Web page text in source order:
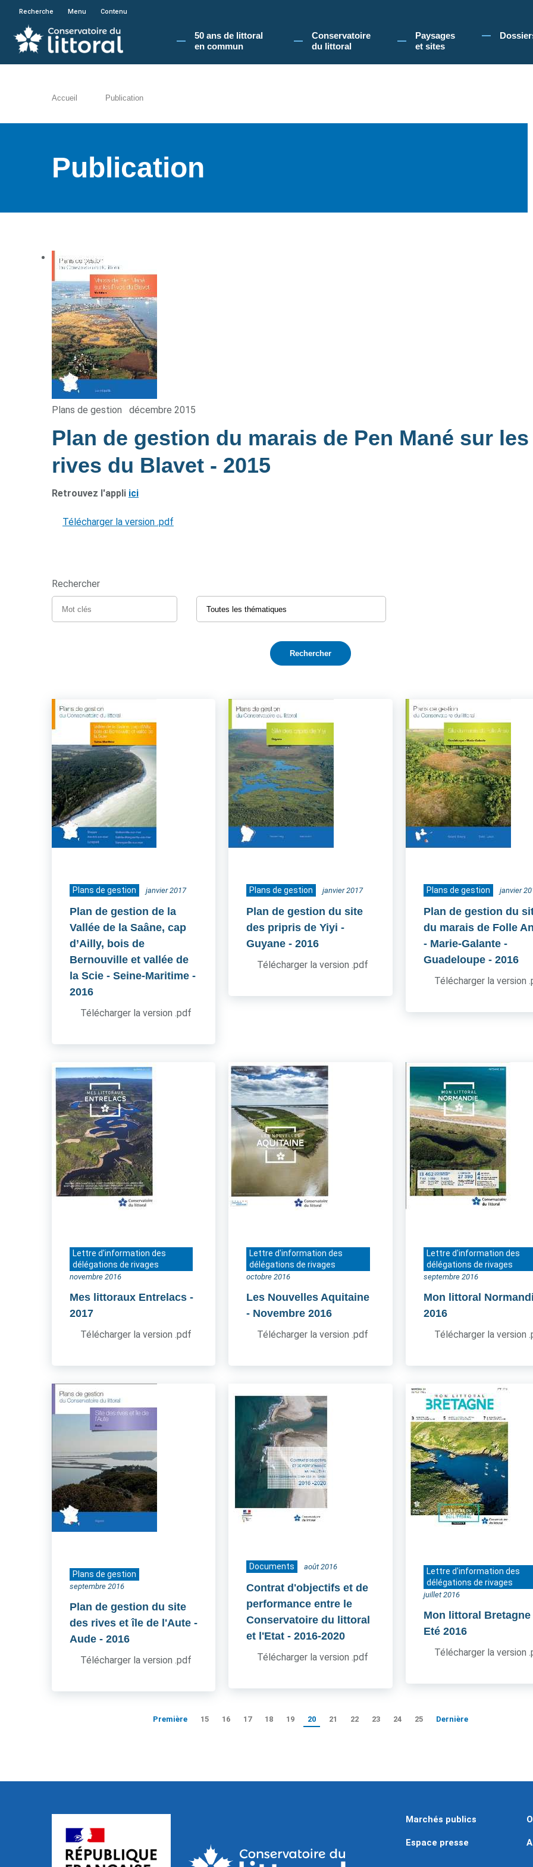
En poursuivant votre navigation sur le site du Conservatoire du littoral, vous acceptez l'utilisation de cookies pour vous
Recherche Menu Contenu
50 ans de littoral
en commun​
Conservatoire
du littoral
Paysages
et sites
Accueil Publication
Publication
Plans de gestion décembre 2015
Plan de gestion du marais de Pen Mané sur les
rives du Blavet - 2015
Retrouvez l'appli ici
Télécharger la version .pdf
Rechercher
Plans de gestion janvier 2017
Plan de gestion de la
Vallée de la Saâne, cap
d’Ailly, bois de
Bernouville et vallée de
la Scie - Seine-Maritime -
2016
Télécharger la version .pdf
Plans de gestion janvier 2017
Plan de gestion du site
des pripris de Yiyi -
Guyane - 2016
Télécharger la version .pdf
Plans de gestion janvier
Plan de gestion du
du marais de Folle
- Marie-Galante -
Guadeloupe - 2016
Télécharger la version
Lettre d'information des
délégations de rivages
novembre 2016
Mes littoraux Entrelacs -
2017
Télécharger la version .pdf
Lettre d'information des
délégations de rivages
octobre 2016
Les Nouvelles Aquitaine
- Novembre 2016
Télécharger la version .pdf
Lettre d'information des
délégations de rivages
septembre 2016
Mon littoral
2016
Télécharger la version
Plans de gestion
septembre 2016
Plan de gestion du site
des rives et île de l'Aute -
Aude - 2016
Télécharger la version .pdf
Documents août 2016
Contrat d'objectifs et de
performance entre le
Conservatoire du littoral
et l'Etat - 2016-2020
Télécharger la version .pdf
Lettre d'information des
délégations de rivages
juillet 2016
Mon littoral Bretagne
Eté 2016
Télécharger la version
Première 15 16 17 18 19 20 21 22 23 24 25 Dernière
Marchés publics
Espace presse